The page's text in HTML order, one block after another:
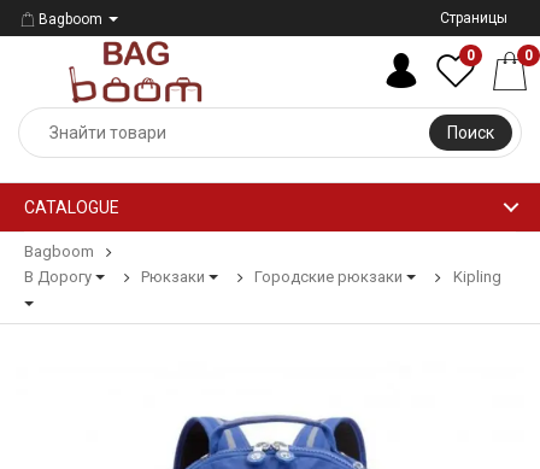
Bagboom Страницы
Поиск
0 0
CATALOGUE
Bagboom
В Дорогу
Рюкзаки Городские рюкзаки Kipling